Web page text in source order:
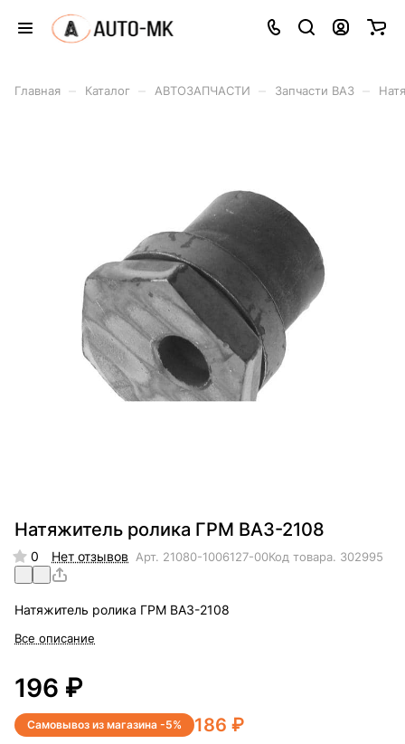
Главная Каталог АВТОЗАПЧАСТИ Запчасти ВАЗ
Натяжитель ролика ГРМ ВАЗ-2108
0 Нет отзывов Арт. 21080-1006127-00Код товара. 302995
Натяжитель ролика ГРМ ВАЗ-2108
Все описание
196 ₽
Самовывоз из магазина -5% 186 ₽